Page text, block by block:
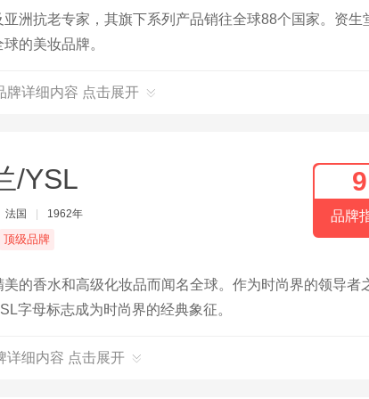
洲抗老专家，其旗下系列产品销往全球88个国家。资生
的美妆品牌。
牌详细内容 点击展开
/YSL
法国 1962年
顶级品牌
9
品牌
的香水和高级化妆品而闻名全球。作为时尚界的领导者
字母标志成为时尚界的经典象征。
详细内容 点击展开